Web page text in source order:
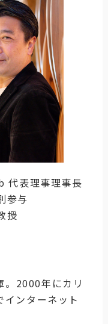
代表理事理事長
参与
授
。2000年にカリ
ンターネット